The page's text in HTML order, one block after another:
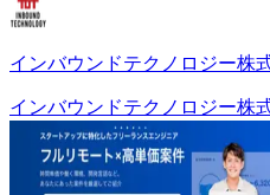
インバウンドテクノロジー株
インバウンドテクノロジー株